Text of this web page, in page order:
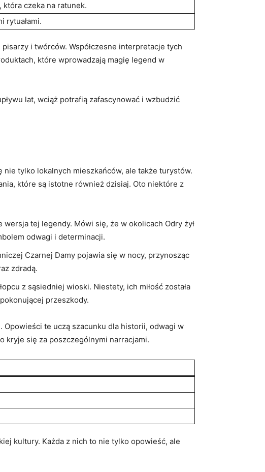
czeka na ratunek.
rytuałami.
i twórców. Współczesne interpretacje⁣ tych
które ⁢wprowadzają magię legend w
⁣lat, wciąż potrafią​ zafascynować i wzbudzić
tylko lokalnych mieszkańców, ale⁢ także turystów.
które są istotne również dzisiaj. Oto niektóre ‍z
tej ⁣legendy. Mówi się, że w okolicach Odry‌ żył
odwagi i determinacji.
Czarnej Damy pojawia ‍się w​ nocy, przynosząc
zdradą.
z sąsiedniej ⁣wioski. Niestety, ich miłość została
przeszkody.
‍Opowieści te‍ uczą szacunku dla ⁣historii, odwagi w
kryje się za poszczególnymi ‍narracjami.
kultury. Każda z ​nich to nie tylko ⁣opowieść, ale